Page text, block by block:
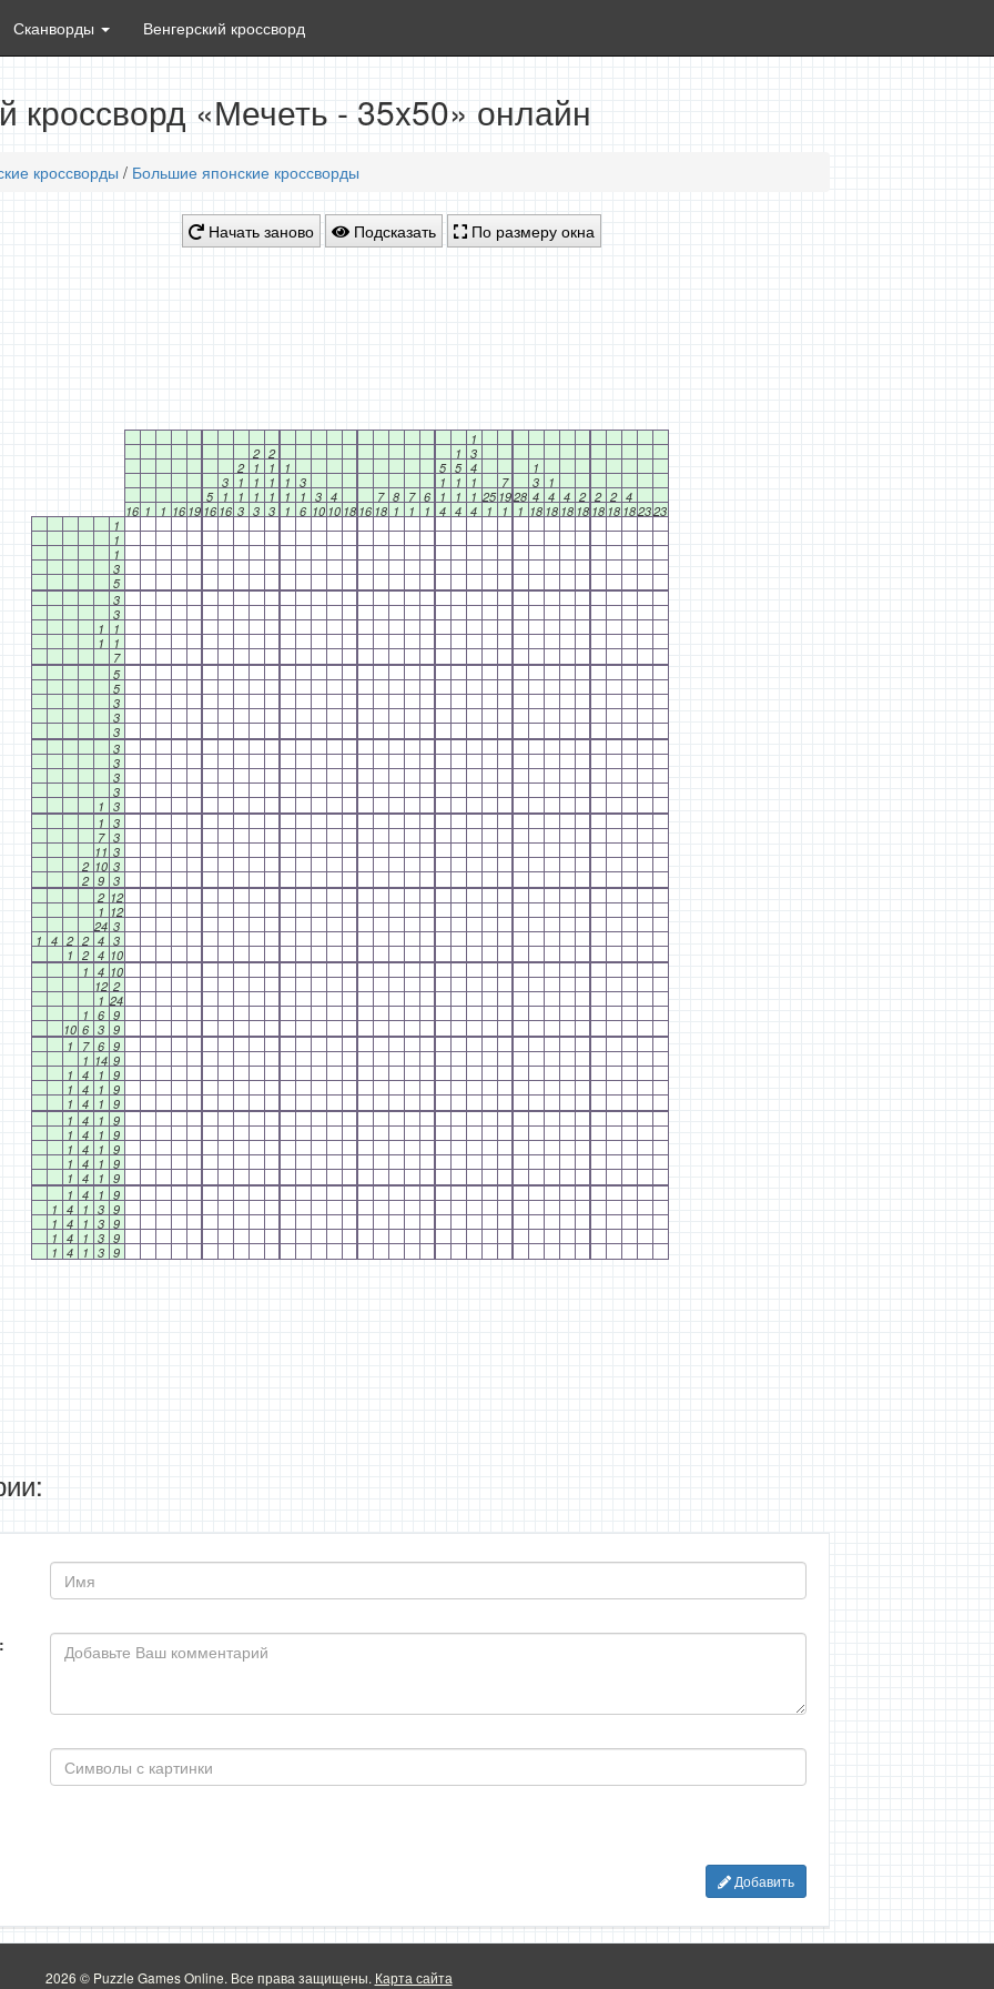
Сканворды Венгерский кроссворд
кроссворд «Мечеть - 35x50» онлайн
кроссворды / Большие японские кроссворды
Начать заново Подсказать По размеру окна
1
2 2 1 3
2
1 1 1 5 5 4
1
3
1 1 1 1 3 1 1 1 7 3
1
5
1 1 1 1 1 1 3 4 7 8 7 6 1 1 1 25 1928 4 4 4 2 2 2 4
16 1 1 16 19 16 16 3 3 3 1 6 10 10 18 16 18 1 1 1 4 4 4 1 1 1 18 18 18 18 18 18 182323
1
1
1
3
5
3
3
1
1
1
1
7
5
5
3
3
3
3
3
3
3
1 3
1 3
7 3
11 3
2 10 3
2 9 3
2 12
1 12
24 3
1 4 2 2 4 3
1 2 4 10
1 4 10
12 2
1 24
1 6 9
10 6 3 9
1
7 6 9
1 14 9
1 4 1 9
1 4 1 9
1 4 1 9
1 4 1 9
1 4 1 9
1 4 1 9
1 4 1 9
1 4 1 9
1 4 1 9
1 4 1 3 9
1 4 1 3 9
1 4 1 3 9
1 4 1 3 9
Добавить
2026 © Puzzle Games Online. Все права защищены. Карта сайта